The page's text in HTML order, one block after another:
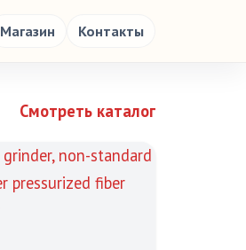
Магазин Контакты
Смотреть каталог